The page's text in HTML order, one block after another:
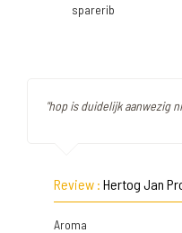
sparerib
"hop is duidelijk aanwezig
Review : Hertog Jan
Aroma